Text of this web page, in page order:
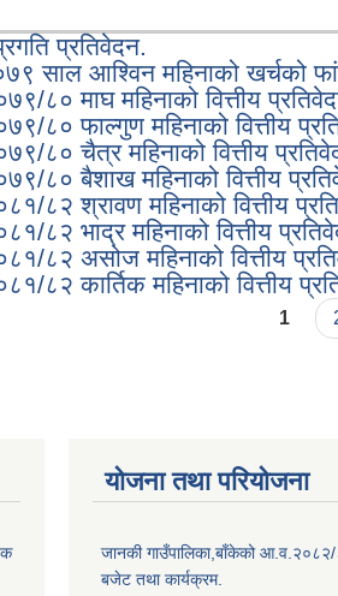
प्रतिवेदन.
साल आश्विन महिनाको खर्चको
८० माघ महिनाको वित्तीय
८० फाल्गुण महिनाको वित्तीय
८० चैत्र महिनाको वित्तीय
८० बैशाख महिनाको वित्तीय
८२ श्रावण महिनाको वित्तीय
८२ भाद्र महिनाको वित्तीय
८२ असोज महिनाको वित्तीय
८२ कार्तिक महिनाको वित्तीय
1
योजना तथा परियोजना
जानकी गाउँपालिका,बाँकेको आ.व.२०८२/
बजेट तथा कार्यक्रम.